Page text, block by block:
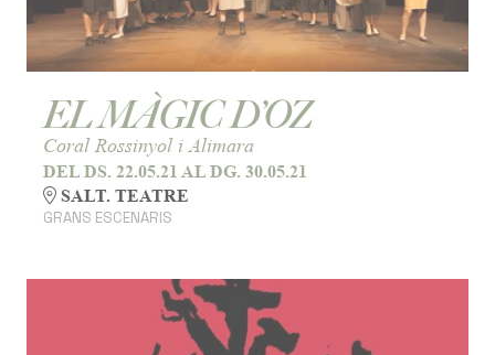
EL MÀGIC D’OZ
Coral Rossinyol i Alimara
DEL DS. 22.05.21 AL DG. 30.05.21
SALT. TEATRE
GRANS ESCENARIS